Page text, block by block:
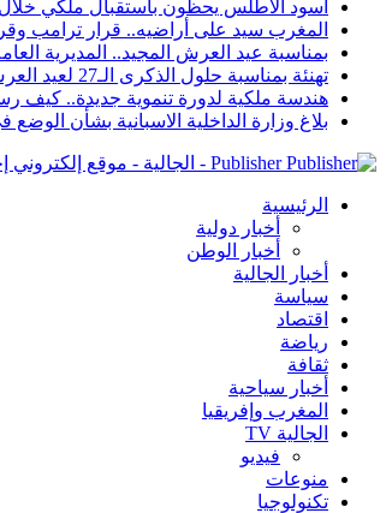
أسود الأطلس يحظون باستقبال ملكي
المغرب سيد على أراضيه.. قرار ترامب وقرار مجلس الأمن 2797
بمناسبة عيد العرش المجيد.. المديرية
تهنئة بمناسبة حلول الذكرى الـ27 لعيد العرش المجيد
هندسة ملكية لدورة تنموية جديدة.. كيف
بلاغ وزارة الداخلية الاسبانية بشأن
Publisher - الجالية - موقع إلكتروني إخباري
الرئيسية
أخبار دولية
أخبار الوطن
أخبار الجالية
سياسة
اقتصاد
رياضة
ثقافة
أخبار سياحية
المغرب وإفريقيا
الجالية TV
فيديو
منوعات
تكنولوجيا